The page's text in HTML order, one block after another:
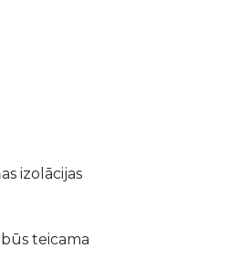
izolācijas
teicama